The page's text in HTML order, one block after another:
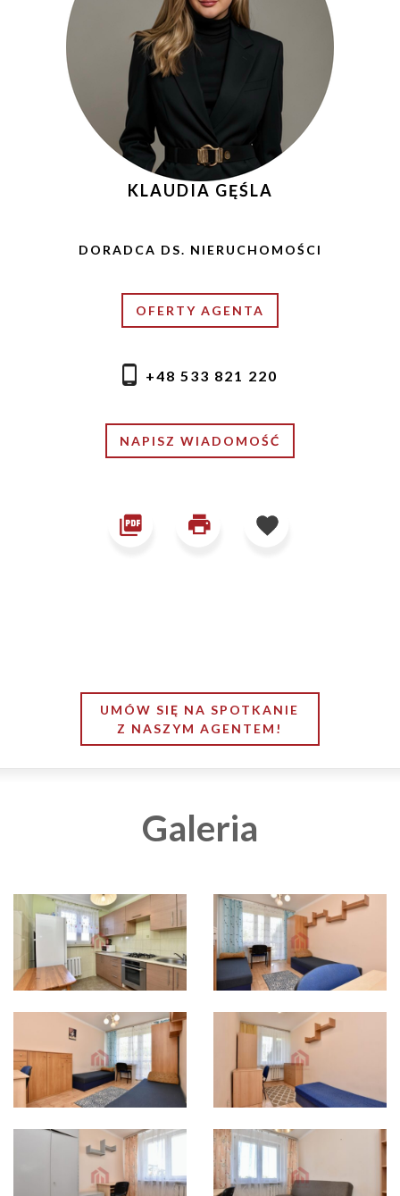
KLAUDIA GĘŚLA
DORADCA DS. NIERUCHOMOŚCI
OFERTY AGENTA
+48 533 821 220
NAPISZ WIADOMOŚĆ
UMÓW SIĘ NA SPOTKANIE
Z NASZYM AGENTEM!
Galeria